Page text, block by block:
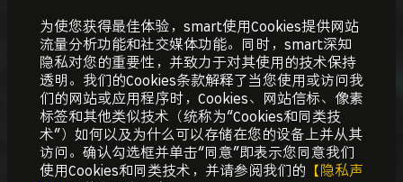
预约试驾
为使您获得最佳体验，smart使用Cookies提供网站
流量分析功能和社交媒体功能。同时，smart深知
隐私对您的重要性，并致力于对其使用的技术保持
透明。我们的Cookies条款解释了当您使用或访问我
们的网站或应用程序时，Cookies、网站信标、像素
标签和其他类似技术（统称为“Cookies和同类技
术”）如何以及为什么可以存储在您的设备上并从其
访问。确认勾选框并单击“同意”即表示您同意我们
使用Cookies和同类技术，并请参阅我们的 【隐私声